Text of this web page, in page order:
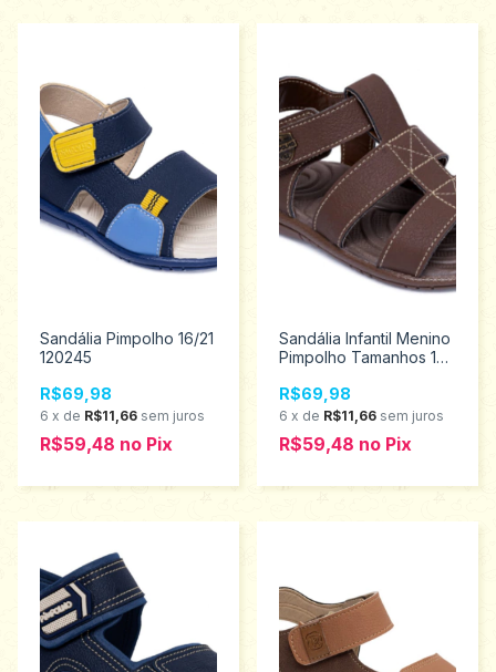
Sandália Pimpolho 16/21
120245
R$69,98
6 x de R$11,66 sem juros
R$59,48 no Pix
Sandália Infantil Menino
Pimpolho Tamanhos 16
R$69,98
6 x de R$11,66 sem juros
R$59,48 no Pix